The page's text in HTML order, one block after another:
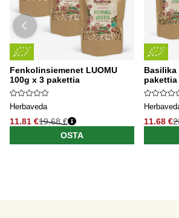
Fenkolinsiemenet LUOMU
100g x 3 pakettia
Herbaveda
11.81 €19.68 €
OSTA
Basilika
pakettia
11.68 €